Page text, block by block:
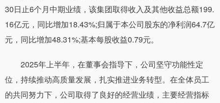
30日止6个月中期业绩，该集团取得收入及其他收益总额199.
16亿元，同比增加18.43%;归属于本公司股东的净利润64.7亿
元，同比增加48.31%;基本每股收益0.79元。
2025年上半年，在董事会指导下，公司坚守功能性定
位，持续推动高质量发展，扎实推进业务转型。在全体员工
的共同努力下，公司取得了良好的经营业绩，主要经营指标